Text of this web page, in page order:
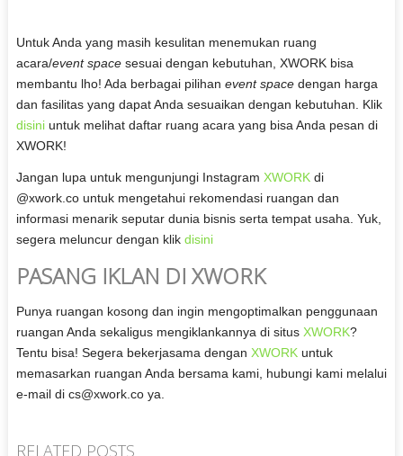
Untuk Anda yang masih kesulitan menemukan ruang
acara/event spacesesuai dengan kebutuhan, XWORK bisa
membantu lho! Ada berbagai pilihan event spacedengan harga
dan fasilitas yang dapat Anda sesuaikan dengan kebutuhan. Klik
disiniuntuk melihat daftar ruang acara yang bisa Anda pesan di
XWORK!
Jangan lupa untuk mengunjungi Instagram XWORKdi
@xwork.co untuk mengetahui rekomendasi ruangan dan
informasi menarik seputar dunia bisnis serta tempat usaha. Yuk,
segera meluncur dengan klik disini
PASANG IKLAN DI XWORK
Punya ruangan kosong dan ingin mengoptimalkan penggunaan
ruangan Anda sekaligus mengiklankannya di situs XWORK?
Tentu bisa! Segera bekerjasama dengan XWORKuntuk
memasarkan ruangan Anda bersama kami, hubungi kami melalui
e-mail di cs@xwork.coya.
RELATED POSTS